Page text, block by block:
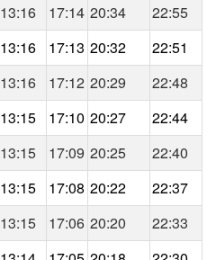
13:16 17:14 20:34
22:55
13:16 17:13 20:32
22:51
13:16 17:12 20:29
22:48
13:15 17:10 20:27
22:44
13:15 17:09 20:25
22:40
13:15 17:08 20:22
22:37
13:15 17:06 20:20
22:33